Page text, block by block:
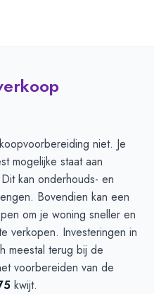
niet. Je
mogelijke staat aan
kan onderhouds- en
Bovendien kan een
om je woning sneller en
verkopen. Investeringen in
meestal terug bij de
voorbereiden van de
kwijt.